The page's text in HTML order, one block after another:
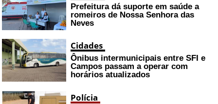
Prefeitura dá suporte em saúde a
romeiros de Nossa Senhora das
Neves
Cidades
Ônibus intermunicipais entre SFI e
Campos passam a operar com
horários atualizados
Polícia